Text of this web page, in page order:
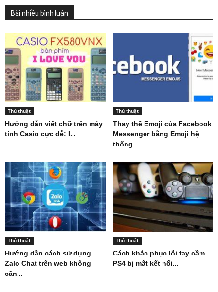
Bài nhiều bình luận
Thủ thuật
Hướng dẫn viết chữ trên máy
tính Casio cực dễ: I...
Thủ thuật
Thay thế Emoji của Facebook
Messenger bằng Emoji hệ
thống
Thủ thuật
Hướng dẫn cách sử dụng
Zalo Chat trên web không
cần...
Thủ thuật
Cách khắc phục lỗi tay cầm
PS4 bị mất kết nối...